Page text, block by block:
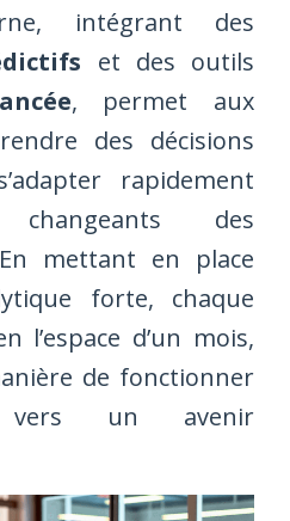
intégrant des
et des outils
, permet aux
des décisions
rapidement
des
mettant en place
forte, chaque
l’espace d’un mois,
de fonctionner
vers un avenir